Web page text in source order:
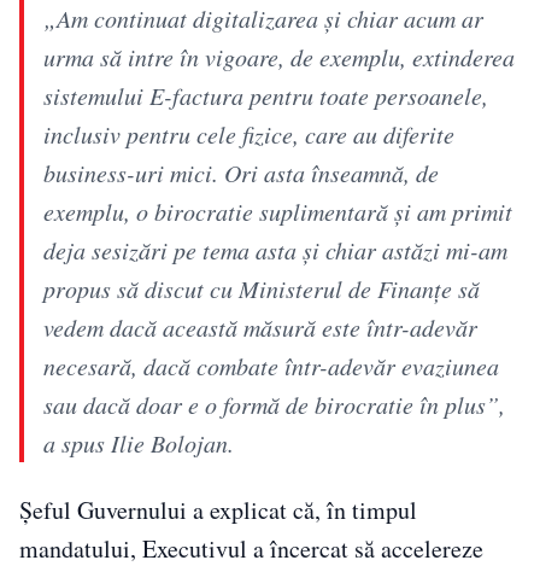
„Am continuat digitalizarea şi chiar acum ar
urma să intre în vigoare, de exemplu, extinderea
sistemului E-factura pentru toate persoanele,
inclusiv pentru cele fizice, care au diferite
business-uri mici. Ori asta înseamnă, de
exemplu, o birocratie suplimentară şi am primit
deja sesizări pe tema asta şi chiar astăzi mi-am
propus să discut cu Ministerul de Finanţe să
vedem dacă această măsură este într-adevăr
necesară, dacă combate într-adevăr evaziunea
sau dacă doar e o formă de birocratie în plus”,
a spus Ilie Bolojan.
Șeful Guvernului a explicat că, în timpul
mandatului, Executivul a încercat să accelereze